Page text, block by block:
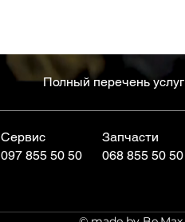
Полный перечень услуг
Сервис
097 855 50 50
Запчасти
068 855 50 50